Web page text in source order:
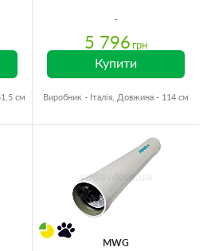
см
5 796 грн
Купити
Виробник - Італія, Довжина - 114 см
MWG